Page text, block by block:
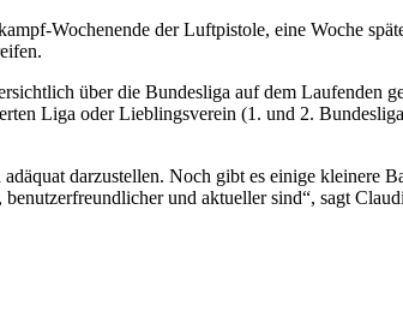
Wochenende der Luftpistole, eine Woche
über die Bundesliga auf dem Laufenden
Liga oder Lieblingsverein (1. und 2.
darzustellen. Noch gibt es einige kleinere
und aktueller sind“, sagt